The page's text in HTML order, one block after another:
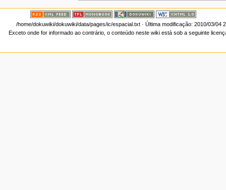
/home/dokuwiki/dokuwiki/data/pages/ic/espacial.txt· Última modificação: 2010/03/04
Exceto onde for informado ao contrário, o conteúdo neste wiki está sob a seguinte